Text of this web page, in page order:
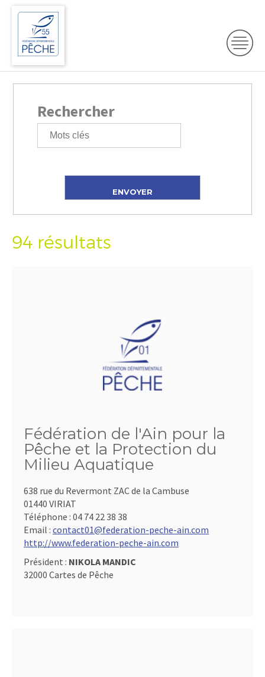
Rechercher
94 résultats
Fédération de l'Ain pour la
Pêche et la Protection du
Milieu Aquatique
638 rue du Revermont ZAC de la Cambuse
01440 VIRIAT
Téléphone : 04 74 22 38 38
Email : contact01@federation-peche-ain.com
http://www.federation-peche-ain.com
Président : NIKOLA MANDIC
32000 Cartes de Pêche